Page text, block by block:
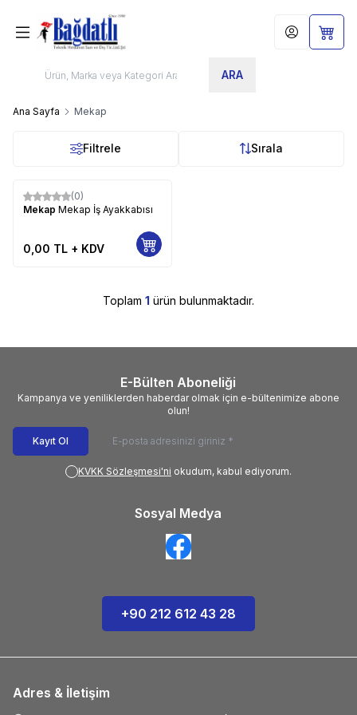
ARA
Hesabım
Ana Sayfa Mekap
Filtrele Sırala
Yeni
(0)
Mekap Mekap İş Ayakkabısı
0,00 TL + KDV
Toplam 1 ürün bulunmaktadır.
E-Bülten Aboneliği
Kampanya ve yeniliklerden haberdar olmak için e-bültenimize abone
olun!
Kayıt Ol
KVKK Sözleşmesi'ni okudum, kabul ediyorum.
Sosyal Medya
+90 212 612 43 28
Adres & İletişim